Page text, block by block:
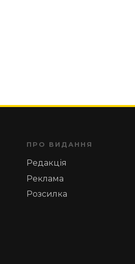
ПРО ВИДАННЯ
Редакція
Реклама
Розсилка